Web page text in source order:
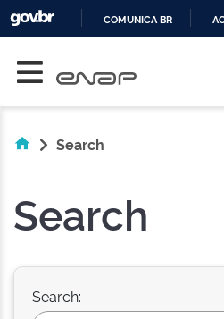
COMUNICA BR
Search
Search
Search: